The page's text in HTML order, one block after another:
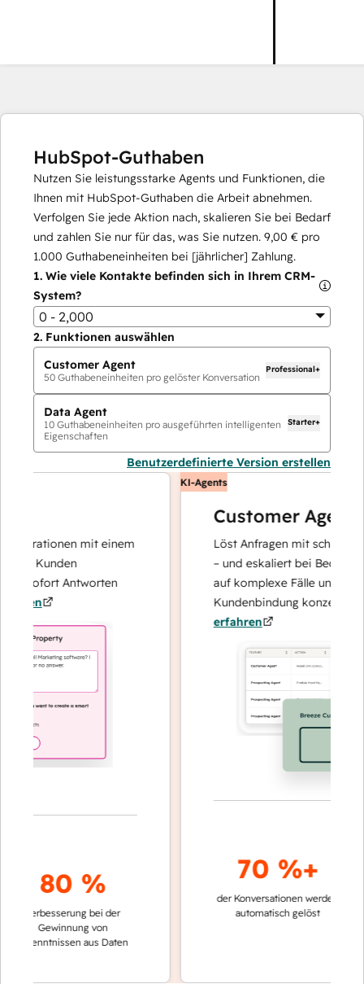
HubSpot-Guthaben
Nutzen Sie leistungsstarke Agents und Funktionen, die
Ihnen mit HubSpot-Guthaben die Arbeit abnehmen.
Verfolgen Sie jede Aktion nach, skalieren Sie bei Bedarf
und zahlen Sie nur für das, was Sie nutzen. 9,00 € pro
1.000 Guthabeneinheiten bei [jährlicher] Zahlung.
1. Wie viele Kontakte befinden sich in Ihrem CRM-
System?
0 - 2,000
2. Funktionen auswählen
Customer Agent
50 Guthabeneinheiten pro gelöster Konversation
Professional+
Data Agent
10 Guthabeneinheiten pro ausgeführten intelligenten
Eigenschaften
Starter+
Benutzerdefinierte Version erstellen
mit einem
Kunden
Antworten
80 %
Verbesserung bei der
Gewinnung von
aus Daten
KI-Agents
Customer Agent
Löst Anfragen mit schnellen,
– und eskaliert bei Bedarf,
auf komplexe Fälle und den
Kundenbindung konzentrieren
erfahren
70 %+
der Konversationen werden
automatisch gelöst